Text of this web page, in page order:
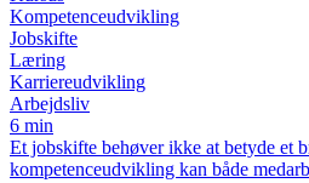
Kompetenceudvikling
Jobskifte
Læring
Karriereudvikling
Arbejdsliv
6 min
Et jobskifte behøver ikke at betyde et
kompetenceudvikling kan både